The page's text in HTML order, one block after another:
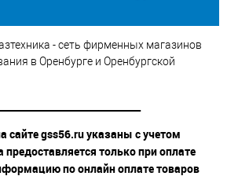
- сеть фирменных магазинов
в Оренбурге и Оренбургской
сайте gss56.ru указаны с учетом
предоставляется только при оплате
по онлайн оплате товаров